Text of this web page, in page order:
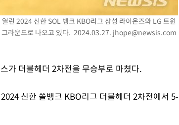
린 2024 신한 SOL 뱅크 KBO리그 삼성 라이온즈와 LG 트윈
그라운드로 나오고 있다. 2024.03.27. jhope@newsis.com
가 더블헤더 2차전을 무승부로 마쳤다.
신한 쏠뱅크 KBO리그 더블헤더 2차전에서 5-